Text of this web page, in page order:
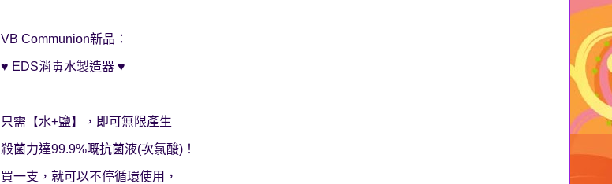
VB Communion新品：
♥ EDS消毒水製造器 ♥
只需【水+鹽】，即可無限產生
殺菌力達99.9%嘅抗菌液(次氯酸)！
買一支，就可以不停循環使用，